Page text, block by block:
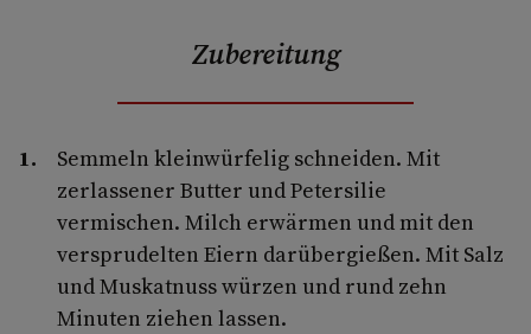
Zubereitung
Semmeln kleinwürfelig schneiden. Mit
zerlassener Butter und Petersilie
vermischen. Milch erwärmen und mit den
versprudelten Eiern darübergießen. Mit Salz
und Muskatnuss würzen und rund zehn
Minuten ziehen lassen.